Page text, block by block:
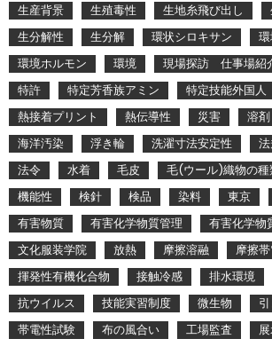
生産背景
生殖毒性 生地糸飛び出し
生分解性
生分解 環状シロキサン
環境ホルモン
環境 現場探訪 仕事場紹
特許
特定芳香族アミン 特定技能外国人
熱接着プリント
熱伝導性 災害 溶剤
海洋汚染
浮き輪 洗濯寸法安定性
法令
水着 毛皮 毛(ウール)織物の種
機能性
検針 検品 染料 東京
有害物質
有害化学物質管理
有害化学物
文化服装学院
放熱 摩擦溶融
摩擦
揮発性有機化合物
接触冷感 排水環境
抗ウイルス
技能実習制度 微生物
帯電性試験
布の風合い 工場監査